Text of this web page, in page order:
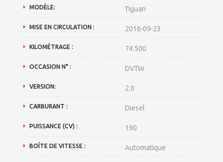
MODÈLE: Tiguan
MISE EN CIRCULATION : 2016-09-23
KILOMÉTRAGE : 74.500
OCCASION N° : DVTW
VERSION: 2.0
CARBURANT : Diesel
PUISSANCE (CV) : 190
BOÎTE DE VITESSE : Automatique